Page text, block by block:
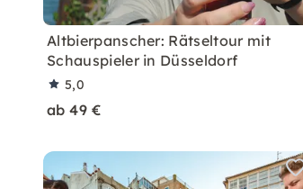
Altbierpanscher: Rätseltour mit
Schauspieler in Düsseldorf
5,0
ab 49 €